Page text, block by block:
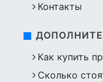
Контакты
Как купить
Сколько